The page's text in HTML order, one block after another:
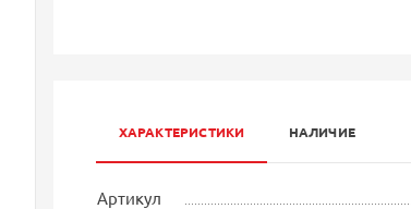
ХАРАКТЕРИСТИКИ НАЛИЧИЕ
Артикул